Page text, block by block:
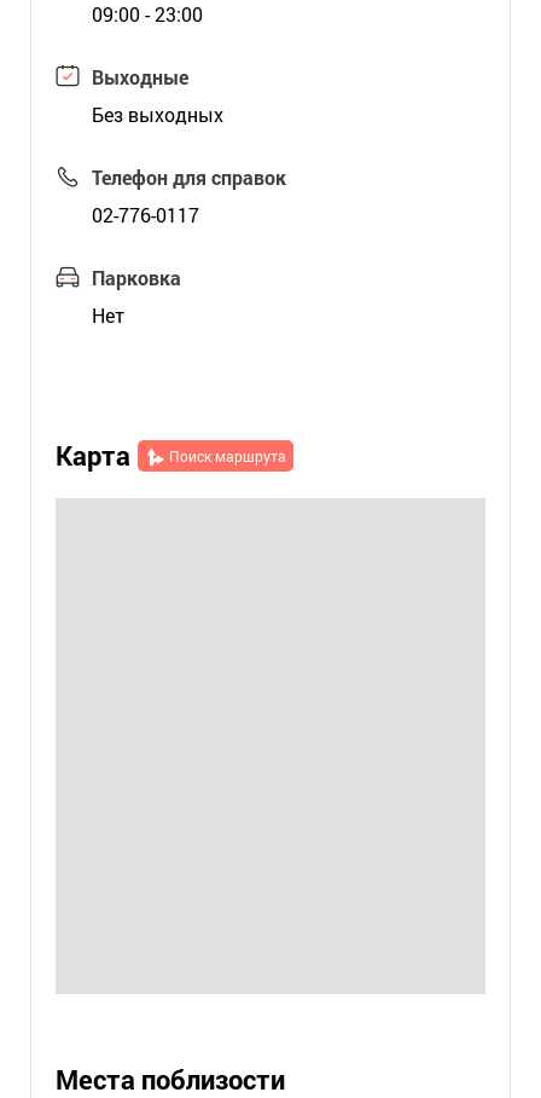
09:00 - 23:00
Выходные
Без выходных
Телефон для справок
02-776-0117
Парковка
Нет
Карта Поиск маршрута
Места поблизости